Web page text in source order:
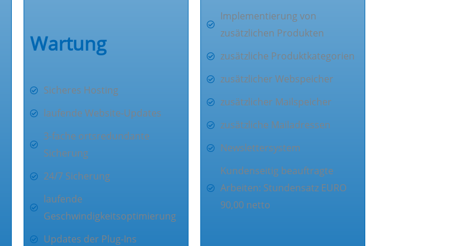
Wartung
Sicheres Hosting
laufende Website-Updates
3-fache ortsredundante
Sicherung
24/7 Sicherung
laufende
Geschwindigkeitsoptimierung
Updates der Plug-Ins
Implementierung von
zusätzlichen Produkten
zusätzliche Produktkategorien
zusätzlicher Webspeicher
zusätzlicher Mailspeicher
zusätzliche Mailadressen
Newslettersystem
Kundenseitig beauftragte
Arbeiten: Stundensatz EURO
90,00 netto